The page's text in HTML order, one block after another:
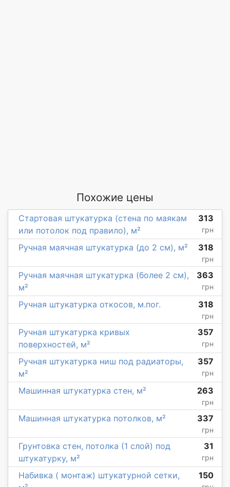
Похожие цены
Стартовая штукатурка (стена по маякам
или потолок под правило), м²
313
грн
Ручная маячная штукатурка (до 2 см), м² 318
грн
Ручная маячная штукатурка (более 2 см),
м²
363
грн
Ручная штукатурка откосов, м.пог. 318
грн
Ручная штукатурка кривых
поверхностей, м²
357
грн
Ручная штукатурка ниш под радиаторы,
м²
357
грн
Машинная штукатурка стен, м² 263
грн
Машинная штукатурка потолков, м² 337
грн
Грунтовка стен, потолка (1 слой) под
штукатурку, м²
31
грн
Набивка ( монтаж) штукатурной сетки,
150